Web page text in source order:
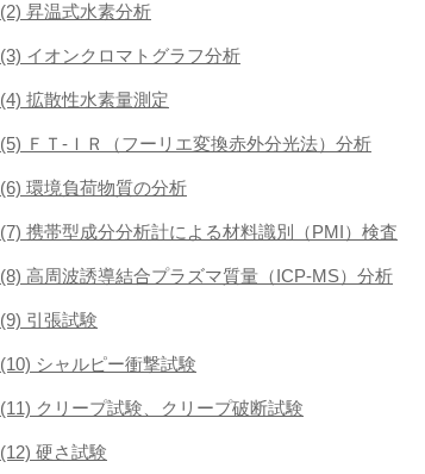
(2) 昇温式水素分析
(3) イオンクロマトグラフ分析
(4) 拡散性水素量測定
(5) ＦＴ-ＩＲ（フーリエ変換赤外分光法）分析
(6) 環境負荷物質の分析
(7) 携帯型成分分析計による材料識別（PMI）検査
(8) 高周波誘導結合プラズマ質量（ICP-MS）分析
(9) 引張試験
(10) シャルピー衝撃試験
(11) クリープ試験、クリープ破断試験
(12) 硬さ試験